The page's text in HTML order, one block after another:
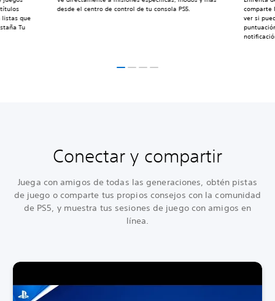
desde el centro de control de tu consola PS5.
comparte
ver si
que
Tu
Conectar y compartir
Juega con amigos de todas las generaciones, obtén pistas
de juego o comparte tus propios consejos con la comunidad
de PS5, y muestra tus sesiones de juego con amigos en
línea.